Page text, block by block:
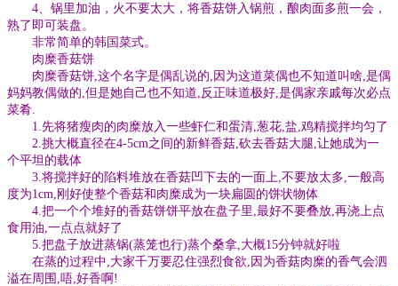
4、锅里加油，火不要太大，将香菇饼入锅煎，酿肉面多煎一会，
熟了即可装盘。
非常简单的韩国菜式。
肉糜香菇饼
肉糜香菇饼,这个名字是偶乱说的,因为这道菜偶也不知道叫啥,是偶
妈妈教偶做的,但是她自己也不知道,反正味道极好,是偶家亲戚每次必点
菜肴.
1.先将猪瘦肉的肉糜放入一些虾仁和蛋清,葱花,盐,鸡精搅拌均匀了
2.挑大概直径在4-5cm之间的新鲜香菇,砍去香菇大腿,让她成为一
个平坦的载体
3.将搅拌好的陷料堆放在香菇凹下去的一面上,不要放太多,一般高
度为1cm,刚好使整个香菇和肉糜成为一块扁圆的饼状物体
4.把一个个堆好的香菇饼饼平放在盘子里,最好不要叠放,再浇上点
食用油,一点点就好了
5.把盘子放进蒸锅(蒸笼也行)蒸个桑拿,大概15分钟就好啦
在蒸的过程中,大家千万要忍住强烈食欲,因为香菇肉糜的香气会泗
溢在周围,唔,好香啊!